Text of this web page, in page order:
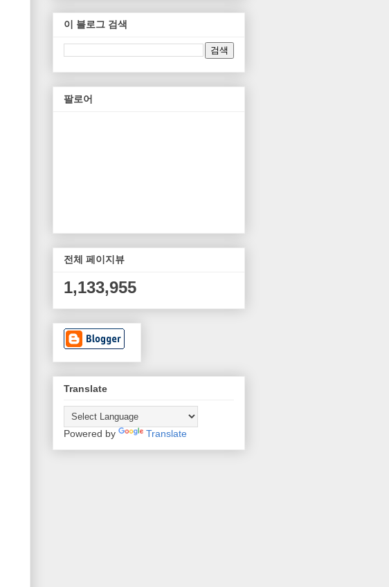
이 블로그 검색
팔로어
전체 페이지뷰
1,133,955
Translate
Powered by Translate